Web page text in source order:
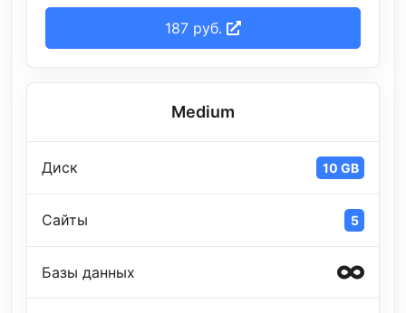
187 руб.
Medium
Диск 10 GB
Сайты 5
Базы данных